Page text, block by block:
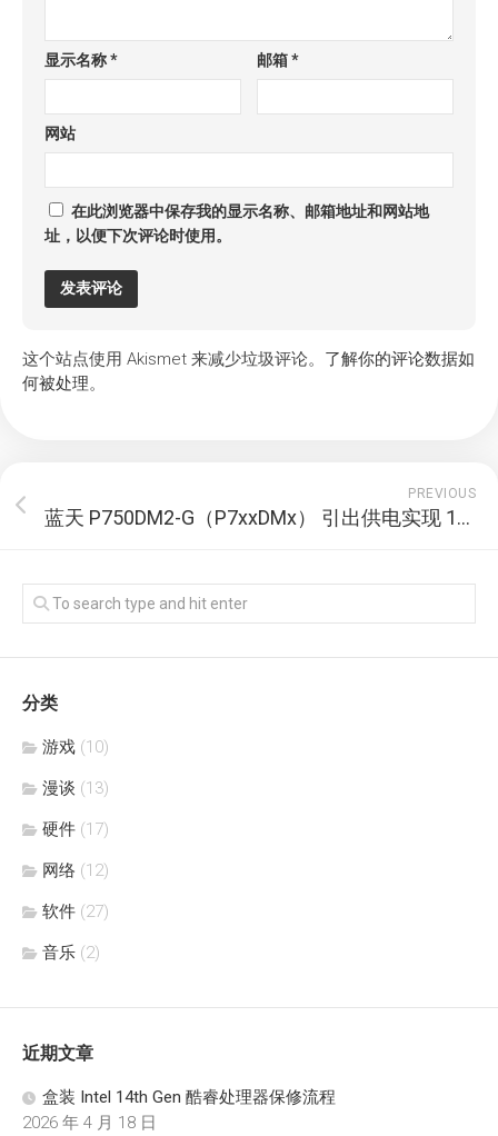
显示名称* 邮箱*
网站
在此浏览器中保存我的显示名称、邮箱地址和网站地
址，以便下次评论时使用。
这个站点使用 Akismet 来减少垃圾评论。 了解你的评论数据如
何被处理。
PREVIOUS
蓝天 P750DM2-G（P7xxDMx） 引出供电实现 12V 硬盘供电
分类
游戏 (10)
漫谈 (13)
硬件 (17)
网络 (12)
软件 (27)
音乐 (2)
近期文章
盒装 Intel 14th Gen 酷睿处理器保修流程
2026 年 4 月 18 日